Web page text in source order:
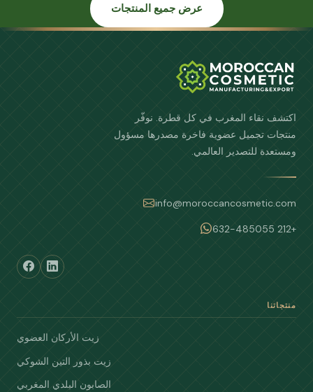
عرض جميع المنتجات
اكتشف نقاء المغرب في كل قطرة. نوفّر
منتجات تجميل عضوية فاخرة مصدرها مسؤول
ومستعدة للتصدير العالمي.
info@moroccancosmetic.com
+212 632-485055
منتجاتنا
زيت الأركان العضوي
زيت بذور التين الشوكي
الصابون البلدي المغربي